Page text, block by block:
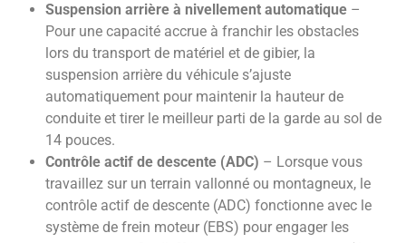
Suspension arrière à nivellement automatique –
Pour une capacité accrue à franchir les obstacles
lors du transport de matériel et de gibier, la
suspension arrière du véhicule s’ajuste
automatiquement pour maintenir la hauteur de
conduite et tirer le meilleur parti de la garde au sol de
14 pouces.
Contrôle actif de descente (ADC) – Lorsque vous
travaillez sur un terrain vallonné ou montagneux, le
contrôle actif de descente (ADC) fonctionne avec le
système de frein moteur (EBS) pour engager les